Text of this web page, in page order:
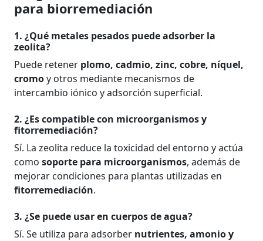
para biorremediación
1. ¿Qué metales pesados puede adsorber la
zeolita?
Puede retener plomo, cadmio, zinc, cobre, níquel,
cromoy otros mediante mecanismos de
intercambio iónico y adsorción superficial.
2. ¿Es compatible con microorganismos y
fitorremediación?
Sí. La zeolita reduce la toxicidad del entorno y actúa
como soporte para microorganismos, además de
mejorar condiciones para plantas utilizadas en
fitorremediación.
3. ¿Se puede usar en cuerpos de agua?
Sí. Se utiliza para adsorber nutrientes, amonio y